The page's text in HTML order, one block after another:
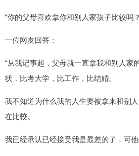
“你的父母喜欢拿你和别人家孩子比较吗
一位网友回答：
“从我记事起，父母就一直拿我和别人家
状，比考大学，比工作，比结婚。
我不知道为什么我的人生要被拿来和别
在比较。
我已经承认已经接受我是最差的了，可